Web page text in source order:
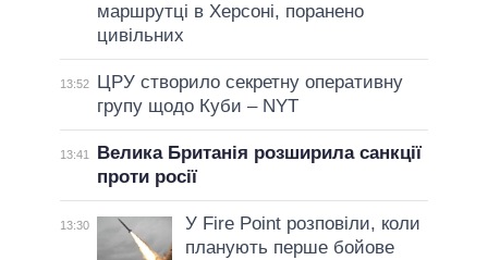
маршрутці в Херсоні, поранено
цивільних
13:52
ЦРУ створило секретну оперативну
групу щодо Куби – NYT
13:41
Велика Британія розширила санкції
проти росії
13:30
У Fire Point розповіли, коли
планують перше бойове